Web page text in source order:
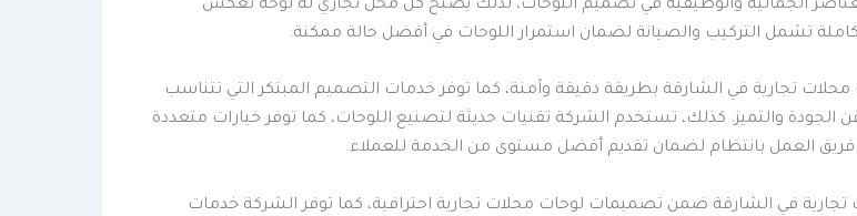
الجمالية والوظيفية في تصميم اللوحات، لذلك يصبح كل محل تجاري له لوحة تعكس
تشمل التركيب والصيانة لضمان استمرار اللوحات في أفضل حالة ممكنة.
تجارية في الشارقة بطريقة دقيقة وآمنة، كما توفر خدمات التصميم المبتكر التي تتناسب
عن الجودة والتميز. كذلك، تستخدم الشركة تقنيات حديثة لتصنيع اللوحات، كما توفر خيارات متعددة
فريق العمل بانتظام لضمان تقديم أفضل مستوى من الخدمة للعملاء.
تجارية في الشارقة ضمن تصميمات لوحات محلات تجارية احترافية، كما توفر الشركة خدمات